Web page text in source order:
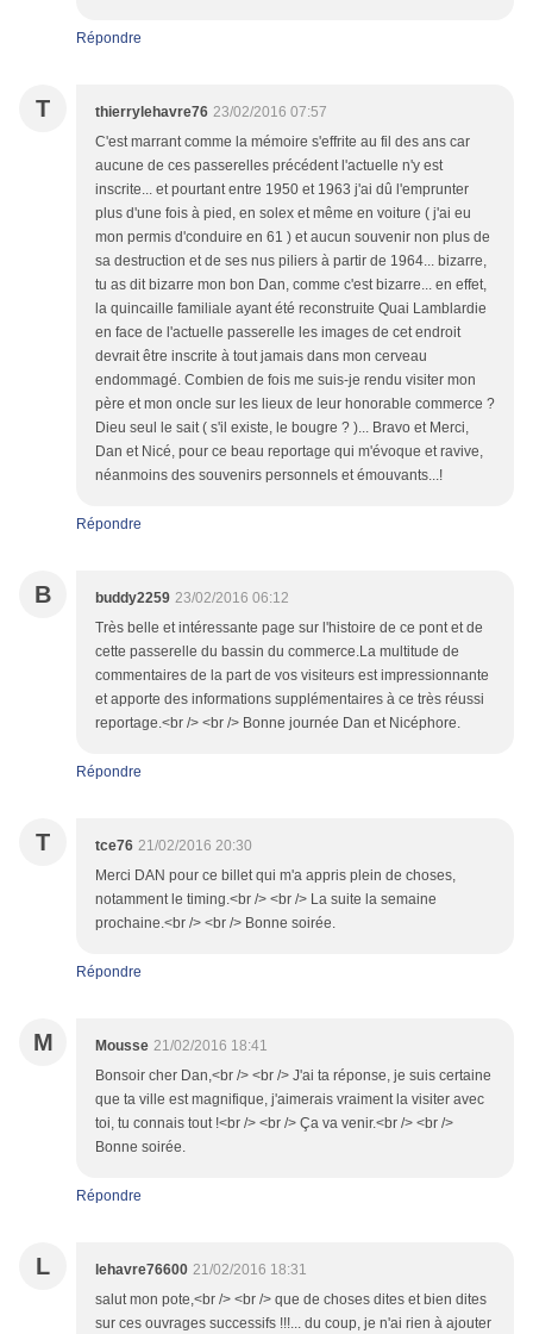
Répondre
T thierrylehavre76 23/02/2016 07:57
C'est marrant comme la mémoire s'effrite au fil des ans car
aucune de ces passerelles précédent l'actuelle n'y est
inscrite... et pourtant entre 1950 et 1963 j'ai dû l'emprunter
plus d'une fois à pied, en solex et même en voiture ( j'ai eu
mon permis d'conduire en 61 ) et aucun souvenir non plus de
sa destruction et de ses nus piliers à partir de 1964... bizarre,
tu as dit bizarre mon bon Dan, comme c'est bizarre... en effet,
la quincaille familiale ayant été reconstruite Quai Lamblardie
en face de l'actuelle passerelle les images de cet endroit
devrait être inscrite à tout jamais dans mon cerveau
endommagé. Combien de fois me suis-je rendu visiter mon
père et mon oncle sur les lieux de leur honorable commerce ?
Dieu seul le sait ( s'il existe, le bougre ? )... Bravo et Merci,
Dan et Nicé, pour ce beau reportage qui m'évoque et ravive,
néanmoins des souvenirs personnels et émouvants...!
Répondre
B buddy2259 23/02/2016 06:12
Très belle et intéressante page sur l'histoire de ce pont et de
cette passerelle du bassin du commerce.La multitude de
commentaires de la part de vos visiteurs est impressionnante
et apporte des informations supplémentaires à ce très réussi
reportage.<br /> <br /> Bonne journée Dan et Nicéphore.
Répondre
T tce76 21/02/2016 20:30
Merci DAN pour ce billet qui m'a appris plein de choses,
notamment le timing.<br /> <br /> La suite la semaine
prochaine.<br /> <br /> Bonne soirée.
Répondre
M Mousse 21/02/2016 18:41
Bonsoir cher Dan,<br /> <br /> J'ai ta réponse, je suis certaine
que ta ville est magnifique, j'aimerais vraiment la visiter avec
toi, tu connais tout !<br /> <br /> Ça va venir.<br /> <br />
Bonne soirée.
Répondre
L lehavre76600 21/02/2016 18:31
salut mon pote,<br /> <br /> que de choses dites et bien dites
sur ces ouvrages successifs !!!... du coup, je n'ai rien à ajouter